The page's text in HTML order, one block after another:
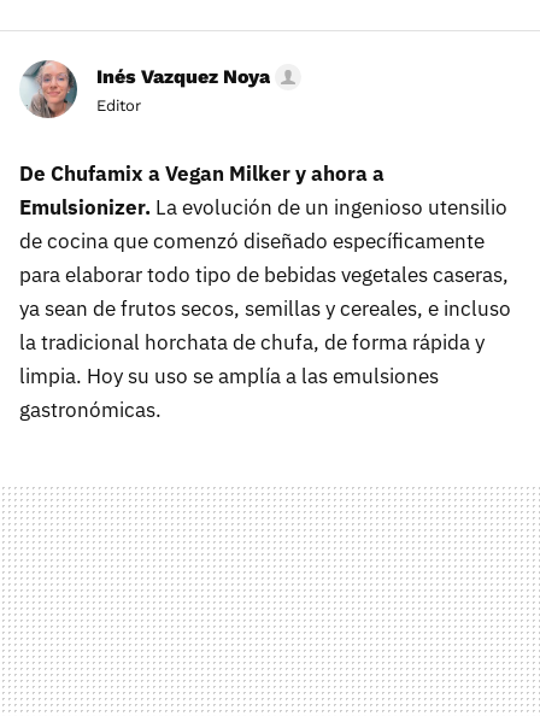
Inés Vazquez Noya
Editor
De Chufamix a Vegan Milker y ahora a
Emulsionizer. La evolución de un ingenioso utensilio
de cocina que comenzó diseñado específicamente
para elaborar todo tipo de bebidas vegetales caseras,
ya sean de frutos secos, semillas y cereales, e incluso
la tradicional horchata de chufa, de forma rápida y
limpia. Hoy su uso se amplía a las emulsiones
gastronómicas.